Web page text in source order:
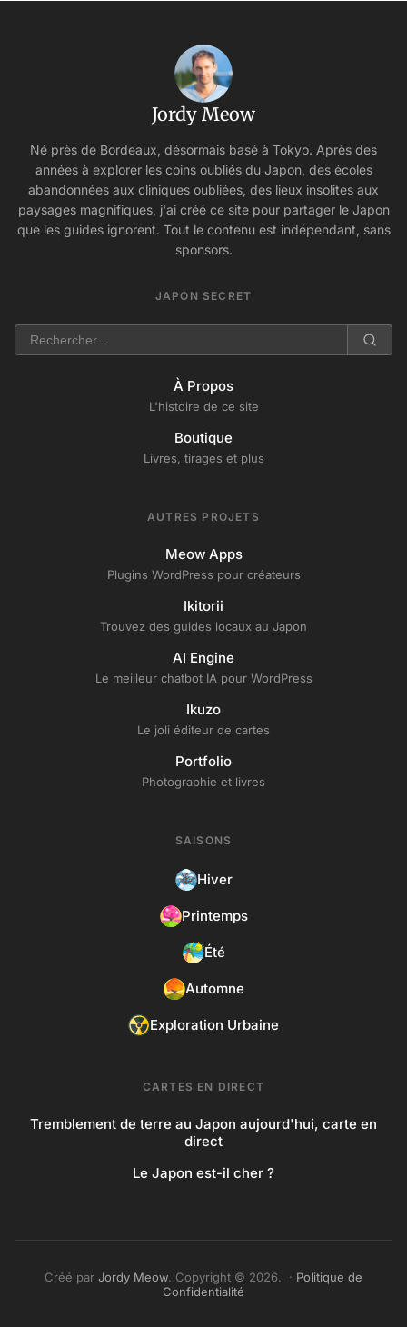
Jordy Meow
Né près de Bordeaux, désormais basé à Tokyo. Après des
années à explorer les coins oubliés du Japon, des écoles
abandonnées aux cliniques oubliées, des lieux insolites aux
paysages magnifiques, j'ai créé ce site pour partager le Japon
que les guides ignorent. Tout le contenu est indépendant, sans
sponsors.
JAPON SECRET
À Propos
L'histoire de ce site
Boutique
Livres, tirages et plus
AUTRES PROJETS
Meow Apps
Plugins WordPress pour créateurs
Ikitorii
Trouvez des guides locaux au Japon
AI Engine
Le meilleur chatbot IA pour WordPress
Ikuzo
Le joli éditeur de cartes
Portfolio
Photographie et livres
SAISONS
Hiver
Printemps
Été
Automne
Exploration Urbaine
CARTES EN DIRECT
Tremblement de terre au Japon aujourd'hui, carte en
direct
Le Japon est-il cher ?
Créé par Jordy Meow. Copyright © 2026. · Politique de
Confidentialité